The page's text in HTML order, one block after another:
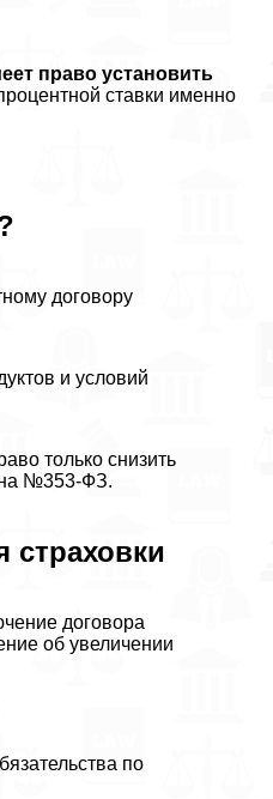
право установить
ставки именно
договору
и условий
только снизить
№353-ФЗ.
страховки
договора
об увеличении
по